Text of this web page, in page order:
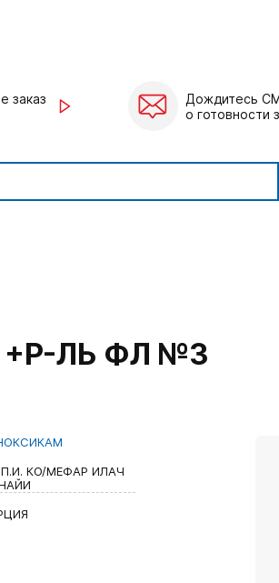
заказ
Дождитесь
о готовности
ЛЬ ФЛ №3
КО/МЕФАР ИЛАЧ